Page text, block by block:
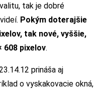
tak je dobré
Pokým doterajšie
tak nové, vyššie,
608 pixelov.
prináša aj
o vyskakovacie okná,